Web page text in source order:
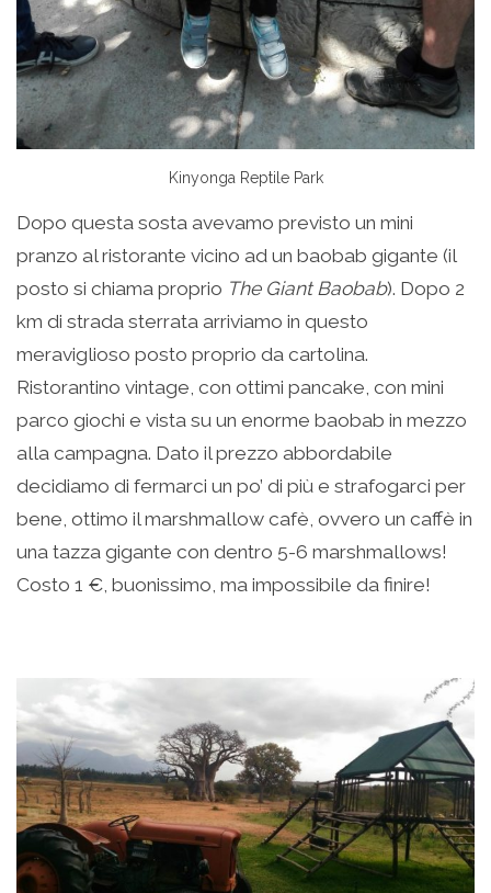
Kinyonga Reptile Park
Dopo questa sosta avevamo previsto un mini
pranzo al ristorante vicino ad un baobab gigante (il
posto si chiama proprio The Giant Baobab). Dopo 2
km di strada sterrata arriviamo in questo
meraviglioso posto proprio da cartolina.
Ristorantino vintage, con ottimi pancake, con mini
parco giochi e vista su un enorme baobab in mezzo
alla campagna. Dato il prezzo abbordabile
decidiamo di fermarci un po’ di più e strafogarci per
bene, ottimo il marshmallow cafè, ovvero un caffè in
una tazza gigante con dentro 5-6 marshmallows!
Costo 1 €, buonissimo, ma impossibile da finire!